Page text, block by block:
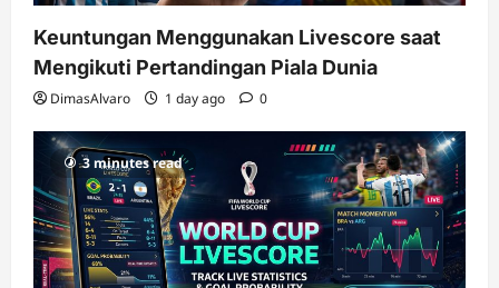
Keuntungan Menggunakan Livescore saat
Mengikuti Pertandingan Piala Dunia
DimasAlvaro 1 day ago 0
3 minutes read